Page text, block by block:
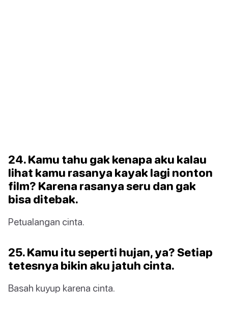
24. Kamu tahu gak kenapa aku kalau
lihat kamu rasanya kayak lagi nonton
film? Karena rasanya seru dan gak
bisa ditebak.
Petualangan cinta.
25. Kamu itu seperti hujan, ya? Setiap
tetesnya bikin aku jatuh cinta.
Basah kuyup karena cinta.